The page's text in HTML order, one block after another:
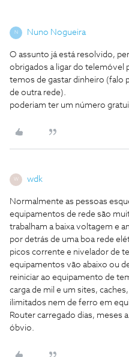
N Nuno Nogueira
O assunto já está resolvido,
obrigados a ligar do telemóvel
temos de gastar dinheiro (falo
de outra rede).
poderiam ter um número
W wdk
Normalmente as pessoas
equipamentos de rede são
trabalham a baixa voltagem e
por detrás de uma boa rede
picos corrente e nivelador de
equipamentos vão abaixo ou
reiniciar ao equipamento de
carga de mil e um sites,
ilimitados nem de ferro em
Router carregado dias, meses
óbvio.